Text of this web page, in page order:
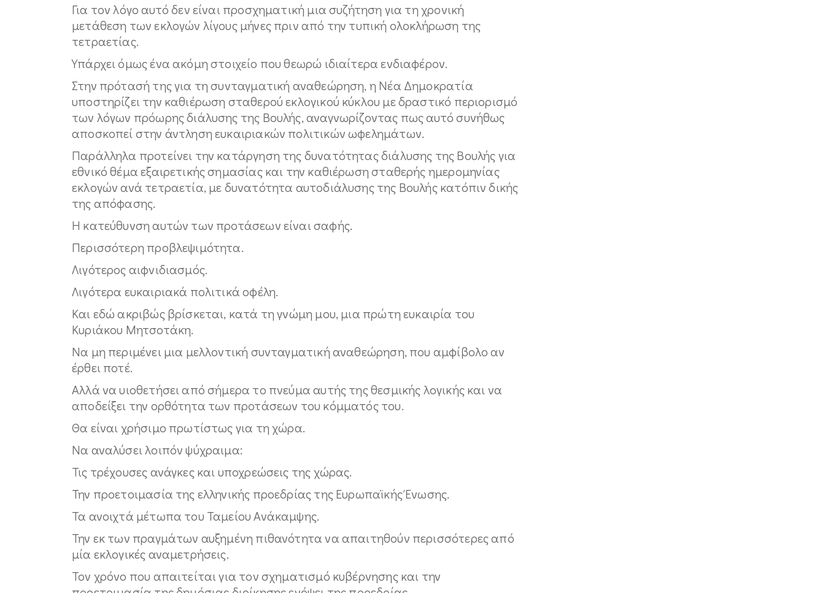
Για τον λόγο αυτό δεν είναι προσχηματική μια συζήτηση για τη χρονική
μετάθεση των εκλογών λίγους μήνες πριν από την τυπική ολοκλήρωση της
τετραετίας.
Υπάρχει όμως ένα ακόμη στοιχείο που θεωρώ ιδιαίτερα ενδιαφέρον.
Στην πρότασή της για τη συνταγματική αναθεώρηση, η Νέα Δημοκρατία
υποστηρίζει την καθιέρωση σταθερού εκλογικού κύκλου με δραστικό περιορισμό
των λόγων πρόωρης διάλυσης της Βουλής, αναγνωρίζοντας πως αυτό συνήθως
αποσκοπεί στην άντληση ευκαιριακών πολιτικών ωφελημάτων.
Παράλληλα προτείνει την κατάργηση της δυνατότητας διάλυσης της Βουλής για
εθνικό θέμα εξαιρετικής σημασίας και την καθιέρωση σταθερής ημερομηνίας
εκλογών ανά τετραετία, με δυνατότητα αυτοδιάλυσης της Βουλής κατόπιν δικής
της απόφασης.
Η κατεύθυνση αυτών των προτάσεων είναι σαφής.
Περισσότερη προβλεψιμότητα.
Λιγότερος αιφνιδιασμός.
Λιγότερα ευκαιριακά πολιτικά οφέλη.
Και εδώ ακριβώς βρίσκεται, κατά τη γνώμη μου, μια πρώτη ευκαιρία του
Κυριάκου Μητσοτάκη.
Να μη περιμένει μια μελλοντική συνταγματική αναθεώρηση, που αμφίβολο αν
έρθει ποτέ.
Αλλά να υιοθετήσει από σήμερα το πνεύμα αυτής της θεσμικής λογικής και να
αποδείξει την ορθότητα των προτάσεων του κόμματός του.
Θα είναι χρήσιμο πρωτίστως για τη χώρα.
Να αναλύσει λοιπόν ψύχραιμα:
Τις τρέχουσες ανάγκες και υποχρεώσεις της χώρας.
Την προετοιμασία της ελληνικής προεδρίας της Ευρωπαϊκής Ένωσης.
Τα ανοιχτά μέτωπα του Ταμείου Ανάκαμψης.
Την εκ των πραγμάτων αυξημένη πιθανότητα να απαιτηθούν περισσότερες από
μία εκλογικές αναμετρήσεις.
Τον χρόνο που απαιτείται για τον σχηματισμό κυβέρνησης και την